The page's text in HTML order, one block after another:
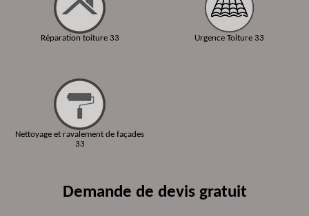
Réparation toiture 33
Nettoyage et ravalement de façades
33
Urgence Toiture 33
Demande de devis gratuit